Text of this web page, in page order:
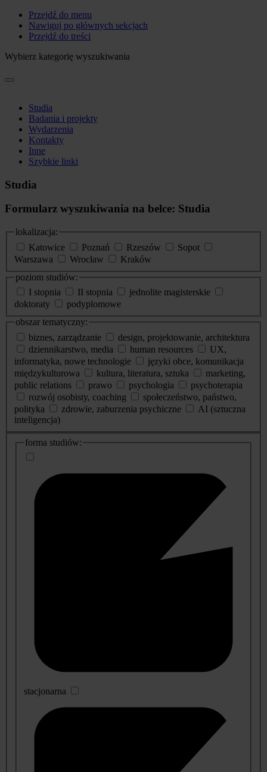
Przejdź do menu
Nawiguj po głównych sekcjach
Przejdź do treści
Wybierz kategorię wyszukiwania
Studia
Badania i projekty
Wydarzenia
Kontakty
Inne
Szybkie linki
Studia
Formularz wyszukiwania na belce: Studia
lokalizacja:
Katowice
Poznań Rzeszów
Sopot
Warszawa
Wrocław
Kraków
poziom studiów:
I stopnia
II stopnia
jednolite magisterskie
doktoraty
podyplomowe
obszar tematyczny:
biznes, zarządzanie
design, projektowanie, architektura
dziennikarstwo, media
human resources
UX,
informatyka, nowe technologie
języki obce, komunikacja
międzykulturowa
kultura, literatura, sztuka
marketing,
public relations
prawo psychologia
psychoterapia
rozwój osobisty, coaching
społeczeństwo, państwo,
polityka
zdrowie, zaburzenia psychiczne
AI (sztuczna
inteligencja)
dodatkowe
informacje
forma studiów:
stacjonarna